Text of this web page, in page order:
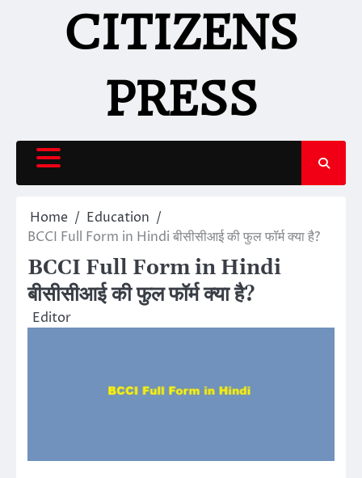
CITIZENS
PRESS
Home
Education
BCCI Full Form in Hindi बीसीसीआई की फुल फॉर्म क्या है?
BCCI Full Form in Hindi
बीसीसीआई की फुल फॉर्म क्या है?
Editor